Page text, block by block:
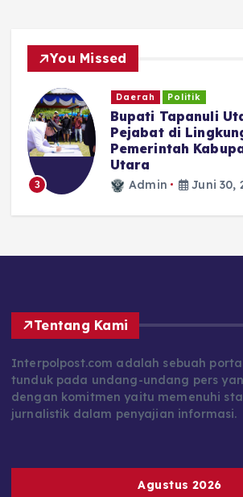
You Missed
3
Daerah Politik
Bupati Tapanuli
Pejabat di
Pemerintah
Utara
Admin Juni 30,
Tentang Kami
Interpolpost.com adalah sebuah
tunduk pada undang-undang pers
dengan komitmen yaitu memenuhi
jurnalistik dalam penyajian informasi.
Agustus 2026